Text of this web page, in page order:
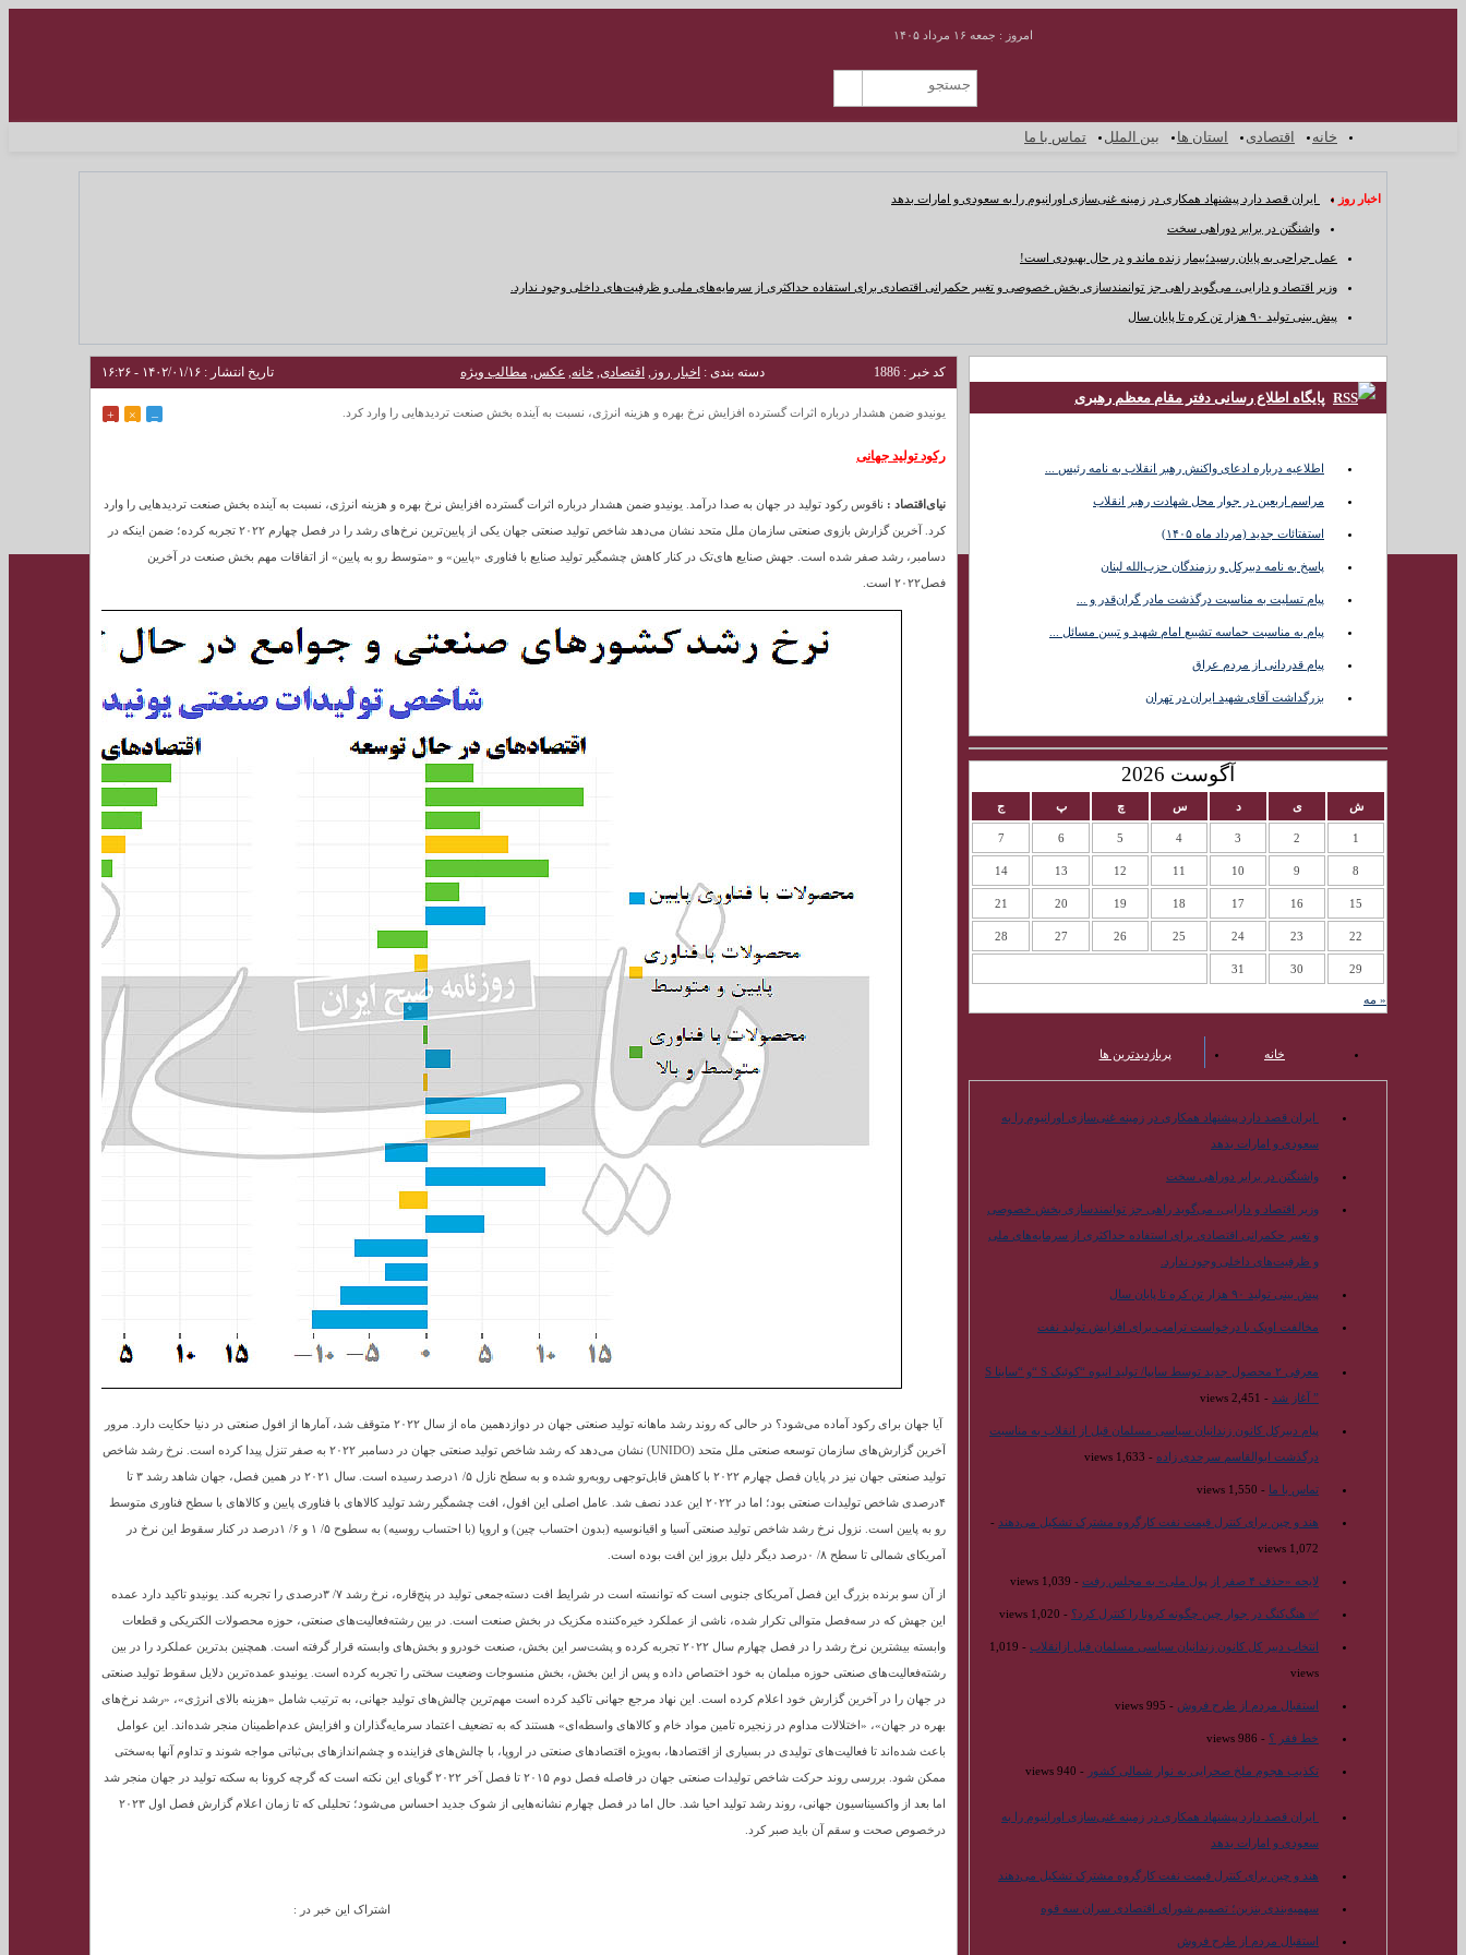
امروز : جمعه ۱۶ مرداد ۱۴۰۵
خانه اقتصادی استان ها بین الملل تماس با ما
اخبار روز : ایران قصد دارد پیشنهاد همکاری در زمینه غنی‌سازی اورانیوم را به سعودی و امارات بدهد
واشنگتن در برابر دوراهی سخت
عمل جراحی به پایان رسید؛بیمار زنده ماند و در حال بهبودی است!
وزیر اقتصاد و دارایی، می‌گوید راهی جز توانمندسازی بخش خصوصی و تغییر حکمرانی اقتصادی برای استفاده حداکثری از سرمایه‌های ملی و ظرفیت‌های داخلی وجود ندارد.
پیش بینی تولید ۹۰ هزار تن کره تا پایان سال
کد خبر : 1886 دسته بندی : اخبار روز , اقتصادی, خانه, عکس, مطالب ویژه تاریخ انتشار : ۱۴۰۲/۰۱/۱۶ - ۱۶:۲۶
–
×
+ یونیدو ضمن هشدار درباره اثرات گسترده افزایش نرخ بهره و هزینه انرژی، نسبت به آینده بخش صنعت تردیدهایی را وارد کرد.
رکود تولید جهانی
نیای‌اقتصاد : ناقوس رکود تولید در جهان به صدا درآمد. یونیدو ضمن هشدار درباره اثرات گسترده افزایش نرخ بهره و هزینه انرژی، نسبت به آینده بخش صنعت تردیدهایی را وارد
کرد. آخرین گزارش بازوی صنعتی سازمان ملل متحد نشان می‌دهد شاخص تولید صنعتی جهان یکی از پایین‌ترین نرخ‌های رشد را در فصل چهارم ۲۰۲۲ تجربه کرده؛ ضمن اینکه در
دسامبر، رشد صفر شده است. جهش صنایع های‌تک در کنار کاهش چشمگیر تولید صنایع با فناوری «پایین» و «متوسط رو به پایین» از اتفاقات مهم بخش صنعت در آخرین
فصل۲۰۲۲ است.
آیا جهان برای رکود آماده می‌شود؟ در حالی که روند رشد ماهانه تولید صنعتی جهان در دوازدهمین ماه از سال ۲۰۲۲ متوقف شد، آمارها از افول صنعتی در دنیا حکایت دارد. مرور
آخرین گزارش‌‌های سازمان توسعه صنعتی ملل متحد (UNIDO) نشان می‌دهد که رشد شاخص تولید صنعتی جهان در دسامبر ۲۰۲۲ به صفر تنزل پیدا کرده است. نرخ رشد شاخص
تولید صنعتی جهان نیز در پایان فصل چهارم ۲۰۲۲ با کاهش قابل‌توجهی روبه‌رو شده و به سطح نازل ۵/ ۱درصد رسیده است. سال ۲۰۲۱ در همین فصل، جهان شاهد رشد ۳ تا
۴درصدی شاخص تولیدات صنعتی بود؛ اما در ۲۰۲۲ این عدد نصف شد. عامل اصلی این افول، افت چشمگیر رشد تولید کالاهای با فناوری پایین و کالاهای با سطح فناوری متوسط
رو به پایین است. نزول نرخ رشد شاخص تولید صنعتی آسیا و اقیانوسیه (بدون احتساب چین) و اروپا (با احتساب روسیه) به سطوح ۵/ ۱ و ۶/ ۱درصد در کنار سقوط این نرخ در
آمریکای شمالی تا سطح ۸/ ۰‌درصد دیگر دلیل بروز این افت بوده است.
از آن سو برنده بزرگ این فصل آمریکای جنوبی است که توانسته است در شرایط افت دسته‌‌جمعی تولید در پنج‌قاره، نرخ رشد ۷/ ۳درصدی را تجربه کند. یونیدو تاکید دارد عمده
این جهش که در سه‌فصل متوالی تکرار شده، ناشی از عملکرد خیره‌‌کننده مکزیک در بخش صنعت است. در بین رشته‌فعالیت‌‌های صنعتی، حوزه محصولات الکتریکی و قطعات
وابسته بیشترین نرخ رشد را در فصل چهارم سال ۲۰۲۲ تجربه کرده و پشت‌سر این بخش، صنعت خودرو و بخش‌‌های وابسته قرار گرفته است. همچنین بدترین عملکرد را در بین
رشته‌‌فعالیت‌‌های صنعتی حوزه مبلمان به خود اختصاص داده و پس از این بخش، بخش منسوجات وضعیت سختی را تجربه کرده است. یونیدو عمده‌‌ترین دلایل سقوط تولید صنعتی
در جهان را در آخرین گزارش خود اعلام کرده است. این نهاد مرجع جهانی تاکید کرده است مهم‌ترین چالش‌‌های تولید جهانی، به ترتیب شامل «هزینه بالای انرژی»، «رشد نرخ‌های
بهره در جهان»، «اختلالات مداوم در زنجیره تامین مواد خام و کالاهای واسطه‌‌ای» هستند که به تضعیف اعتماد سرمایه‌گذاران و افزایش عدم‌اطمینان منجر شده‌اند. این عوامل
باعث شده‌اند تا فعالیت‌‌های تولیدی در بسیاری از اقتصادها، به‌‌ویژه اقتصادهای صنعتی در اروپا، با چالش‌‌های فزاینده و چشم‌‌اندازهای بی‌‌ثباتی مواجه شوند و تداوم آنها به‌سختی
ممکن شود. بررسی روند حرکت شاخص تولیدات صنعتی جهان در فاصله فصل دوم ۲۰۱۵ تا فصل آخر ۲۰۲۲ گویای این نکته است که گرچه کرونا به سکته تولید در جهان منجر شد
اما بعد از واکسیناسیون جهانی، روند رشد تولید احیا شد. حال اما در فصل چهارم نشانه‌‌هایی از شوک جدید احساس می‌شود؛ تحلیلی که تا زمان اعلام گزارش فصل اول ۲۰۲۳
درخصوص صحت و سقم آن باید صبر کرد.
اشتراک این خبر در :
پایگاه اطلاع رسانی دفتر مقام معظم رهبری
اطلاعیه درباره ادعای واکنش رهبر انقلاب به نامه رئیس ...
مراسم اربعین در جوار محل شهادت رهبر انقلاب
استفتائات جدید (مرداد ماه ۱۴۰۵)
پاسخ به نامه دبیرکل و رزمندگان حزب‌الله لبنان
پیام تسلیت به مناسبت درگذشت مادر گران‌قدر و ...
پیام به مناسبت حماسه تشییع امام شهید و تبیین مسائل ...
پیام قدردانی از مردم عراق
بزرگداشت آقای شهید ایران در تهران
آگوست 2026
ش ی د س چ پ ج
1
2
3
4
5
6
7
8
9
10
11
12
13
14
15
16
17
18
19
20
21
22
23
24
25
26
27
28
29
30
31
« مه
خانه پربازدیدترین ها
ایران قصد دارد پیشنهاد همکاری در زمینه غنی‌سازی اورانیوم را به
سعودی و امارات بدهد
واشنگتن در برابر دوراهی سخت
وزیر اقتصاد و دارایی، می‌گوید راهی جز توانمندسازی بخش خصوصی
و تغییر حکمرانی اقتصادی برای استفاده حداکثری از سرمایه‌های ملی
و ظرفیت‌های داخلی وجود ندارد.
پیش بینی تولید ۹۰ هزار تن کره تا پایان سال
مخالفت اوپک با درخواست ترامپ برای افزایش تولید نفت
معرفی ۲ محصول جدید توسط سایپا/ تولید انبوه “کوئیک S “و “ساینا S
” آغاز شد - 2,451 views
پیام دبیرکل کانون زندانیان سیاسی مسلمان قبل از انقلاب به مناسبت
درگذشت ابوالقاسم سرحدی زاده - 1,633 views
تماس با ما - 1,550 views
هند و چین برای کنترل قیمت نفت کارگروه مشترک تشکیل می‌دهند -
1,072 views
لایحه «حذف ۴ صفر از پول ملی» به مجلس رفت - 1,039 views
✅ هنگ‌کنگ در جوار چین چگونه کرونا را کنترل کرد؟ - 1,020 views
انتخاب دبیر کل کانون زندانیان سیاسی مسلمان قبل ازانقلاب
- 1,019
views
استقبال مردم از طرح فروش - 995 views
خط فقر ؟ - 986 views
تکذیب هجوم ملخ صحرایی به نوار شمالی کشور - 940 views
ایران قصد دارد پیشنهاد همکاری در زمینه غنی‌سازی اورانیوم را به
سعودی و امارات بدهد
هند و چین برای کنترل قیمت نفت کارگروه مشترک تشکیل می‌دهند
سهمیه‌بندی بنزین؛ تصمیم شورای اقتصادی سران سه قوه
استقبال مردم از طرح فروش